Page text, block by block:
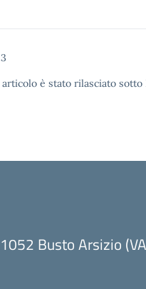
è stato rilasciato
Busto Arsizio